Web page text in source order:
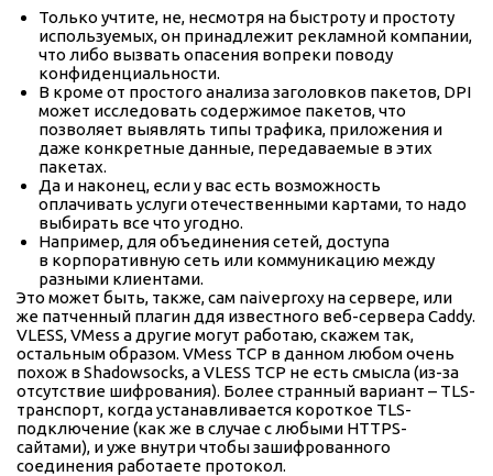
Только учтите, не, несмотря на быстроту и простоту
используемых, он принадлежит рекламной компании,
что либо вызвать опасения вопреки поводу
конфиденциальности.
В кроме от простого анализа заголовков пакетов, DPI
может исследовать содержимое пакетов, что
позволяет выявлять типы трафика, приложения и
даже конкретные данные, передаваемые в этих
пакетах.
Да и наконец, если у вас есть возможность
оплачивать услуги отечественными картами, то надо
выбирать все что угодно.
Например, для объединения сетей, доступа
в корпоративную сеть или коммуникацию между
разными клиентами.
Это может быть, также, сам naiveproxy на сервере, или
же патченный плагин ддя известного веб-сервера Caddy.
VLESS, VMess а другие могут работаю, скажем так,
остальным образом. VMess TCP в данном любом очень
похож в Shadowsocks, а VLESS TCP не есть смысла (из-за
отсутствие шифрования). Более странный вариант – TLS-
транспорт, когда устанавливается короткое TLS-
подключение (как же в случае с любыми HTTPS-
сайтами), и уже внутри чтобы зашифрованного
соединения работаете протокол.